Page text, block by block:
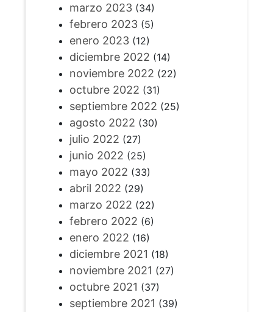
marzo 2023(34)
febrero 2023(5)
enero 2023(12)
diciembre 2022 (14)
noviembre 2022 (22)
octubre 2022 (31)
septiembre 2022 (25)
agosto 2022 (30)
julio 2022 (27)
junio 2022 (25)
mayo 2022 (33)
abril 2022 (29)
marzo 2022 (22)
febrero 2022 (6)
enero 2022 (16)
diciembre 2021 (18)
noviembre 2021 (27)
octubre 2021 (37)
septiembre 2021 (39)